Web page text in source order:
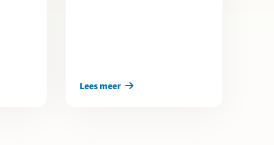
Lees meer